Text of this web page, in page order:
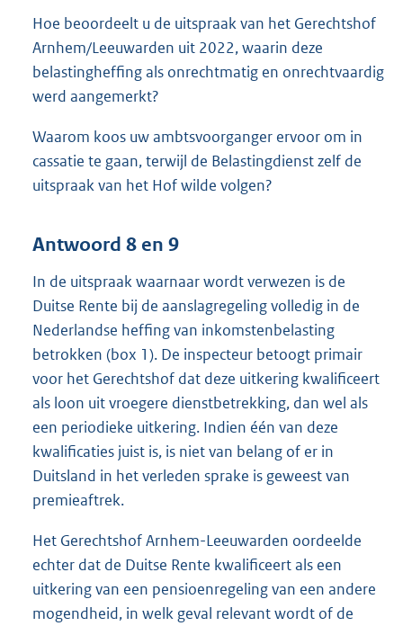
Hoe beoordeelt u de uitspraak van het Gerechtshof
Arnhem/Leeuwarden uit 2022, waarin deze
belastingheffing als onrechtmatig en onrechtvaardig
werd aangemerkt?
Waarom koos uw ambtsvoorganger ervoor om in
cassatie te gaan, terwijl de Belastingdienst zelf de
uitspraak van het Hof wilde volgen?
Antwoord 8 en 9
In de uitspraak waarnaar wordt verwezen is de
Duitse Rente bij de aanslagregeling volledig in de
Nederlandse heffing van inkomstenbelasting
betrokken (box 1). De inspecteur betoogt primair
voor het Gerechtshof dat deze uitkering kwalificeert
als loon uit vroegere dienstbetrekking, dan wel als
een periodieke uitkering. Indien één van deze
kwalificaties juist is, is niet van belang of er in
Duitsland in het verleden sprake is geweest van
premieaftrek.
Het Gerechtshof Arnhem-Leeuwarden oordeelde
echter dat de Duitse Rente kwalificeert als een
uitkering van een pensioenregeling van een andere
mogendheid, in welk geval relevant wordt of de